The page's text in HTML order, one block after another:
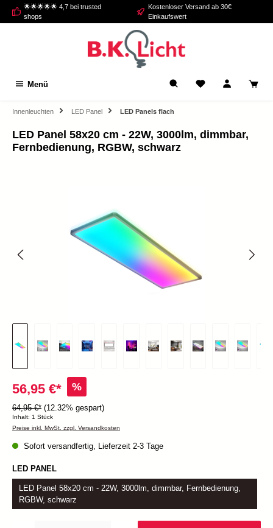
springen
🌟🌟🌟🌟🌟 4,7 bei trusted
shops
Kostenloser Versand ab 30€
Einkaufswert
Menü
Innenleuchten LED Panel LED Panels flach
LED Panel 58x20 cm - 22W, 3000lm, dimmbar,
Fernbedienung, RGBW, schwarz
56,95 €* %
64,95 €* (12.32% gespart)
Inhalt: 1 Stück
Preise inkl. MwSt. zzgl. Versandkosten
Sofort versandfertig, Lieferzeit 2-3 Tage
LED PANEL
LED Panel 58x20 cm - 22W, 3000lm, dimmbar, Fernbedienung,
RGBW, schwarz
Produkt Anzahl: Gib den gewünschten Wert ein oder benutze die Schaltflächen um die